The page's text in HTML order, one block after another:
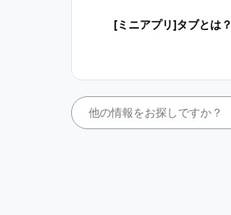
[ミニアプリ]タブとは？